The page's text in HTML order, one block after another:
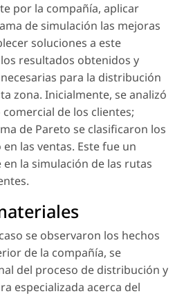
por la compañía, aplicar
de simulación las mejoras
soluciones a este
resultados obtenidos y
para la distribución
zona. Inicialmente, se analizó
de los clientes;
de Pareto se clasificaron los
las ventas. Este fue un
la simulación de las rutas
se observaron los hechos
de la compañía, se
del proceso de distribución y
especializada acerca del